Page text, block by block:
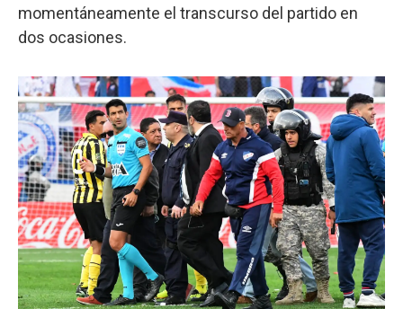
momentáneamente el transcurso del partido en
dos ocasiones.